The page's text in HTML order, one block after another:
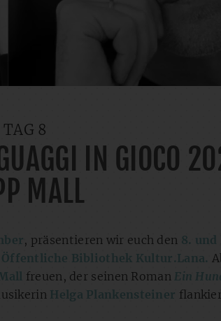
TAG 8
IN GIOCO
MALL
, präsentieren wir euch den 8. und
Öffentliche Bibliothek Kultur.Lana.
freuen, der seinen Roman Ein
Helga Plankensteiner